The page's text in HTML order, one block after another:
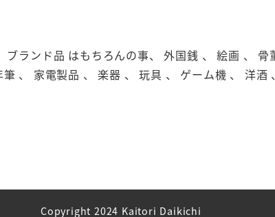
ランド品 はもちろんの事、 外国銭 、 絵画 、
、 家電製品 、 楽器 、 玩具 、 ゲーム機 、 洋
Copyright 2024 Kaitori Daikichi